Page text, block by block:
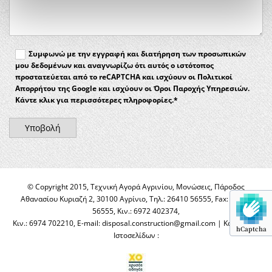
Συμφωνώ με την εγγραφή και διατήρηση των προσωπικών
μου δεδομένων και αναγνωρίζω ότι αυτός ο ιστότοπος
προστατεύεται από το reCAPTCHA και ισχύουν οι Πολιτικοί
Απορρήτου της Google και ισχύουν οι Όροι Παροχής Υπηρεσιών.
Κάντε κλικ για περισσότερες πληροφορίες.*
hCaptcha
© Copyright 2015, Τεχνική Αγορά Αγρινίου, Μονώσεις, Πάροδος
Αθανασίου Κυριαζή 2, 30100 Αγρίνιο, Τηλ.: 26410 56555, Fax:
26410
56555, Κιν.: 6972 402374,
Κιν.: 6974 702210, E-mail: disposal.construction@gmail.com | Κατασκευή
Ιστοσελίδων :